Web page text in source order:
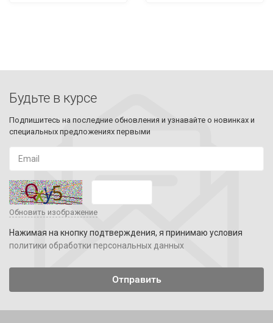
Будьте в курсе
Подпишитесь на последние обновления и узнавайте о новинках и
специальных предложениях первыми
Обновить изображение
Нажимая на кнопку подтверждения, я принимаю условия
политики обработки персональных данных